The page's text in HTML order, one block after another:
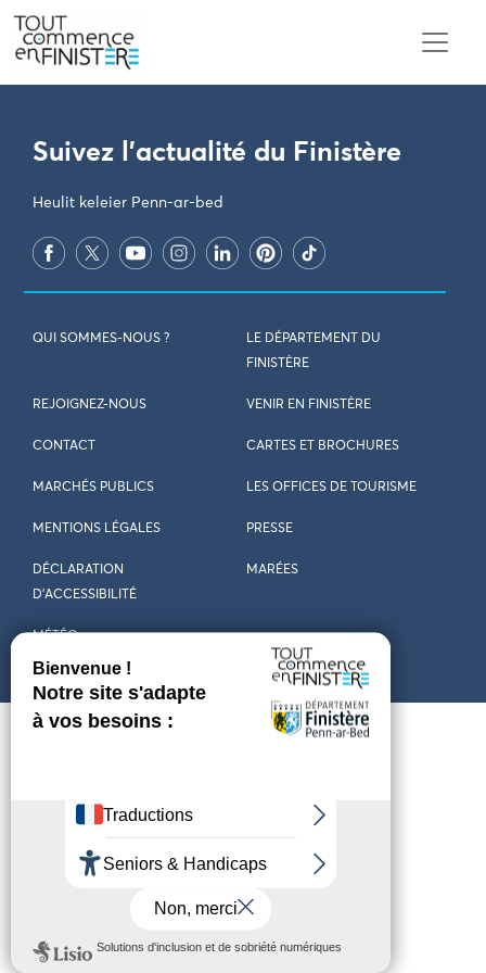
PARAMÈTRES DES COOKIES
Suivez l'actualité du Finistère
Heulit keleier Penn-ar-bed
QUI SOMMES-NOUS ?
LE DÉPARTEMENT DU
FINISTÈRE
REJOIGNEZ-NOUS VENIR EN FINISTÈRE
CONTACT CARTES ET BROCHURES
MARCHÉS PUBLICS LES OFFICES DE TOURISME
MENTIONS LÉGALES PRESSE
DÉCLARATION
D’ACCESSIBILITÉ
MARÉES
MÉTÉO